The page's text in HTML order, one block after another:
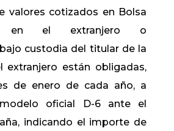
valores cotizados en Bolsa
en el extranjero o
custodia del titular de la
extranjero están obligadas,
de enero de cada año, a
oficial D-6 ante el
indicando el importe de